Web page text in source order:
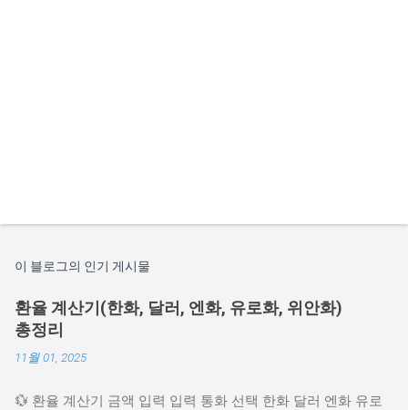
이 블로그의 인기 게시물
환율 계산기(한화, 달러, 엔화, 유로화, 위안화)
총정리
11월 01, 2025
💱 환율 계산기 금액 입력 입력 통화 선택 한화 달러 엔화 유로